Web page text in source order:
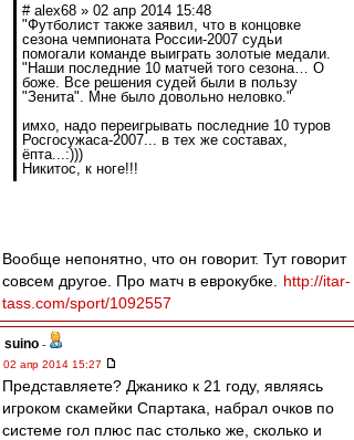
# alex68 » 02 апр 2014 15:48
"Футболист также заявил, что в концовке
сезона чемпионата России-2007 судьи
помогали команде выиграть золотые медали.
"Наши последние 10 матчей того сезона… О
боже. Все решения судей были в пользу
"Зенита". Мне было довольно неловко."
имхо, надо переигрывать последние 10 туров
Росгосужаса-2007... в тех же составах,
ёпта...:)))
Никитос, к ноге!!!
Вообще непонятно, что он говорит. Тут говорит
совсем другое. Про матч в еврокубке.
http://itar-
tass.com/sport/1092557
suino -
02 апр 2014 15:27
Представляете? Джанико к 21 году, являясь
игроком скамейки Спартака, набрал очков по
системе гол плюс пас столько же, сколько и